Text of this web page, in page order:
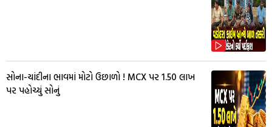
સોના-ચાંદીના ભાવમાં મોટો ઉછાળો ! MCX પર ₹1.50 લાખ
પર પહોચ્યું સોનું